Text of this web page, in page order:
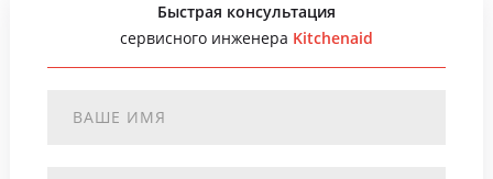
Быстрая консультация
сервисного инженера Kitchenaid